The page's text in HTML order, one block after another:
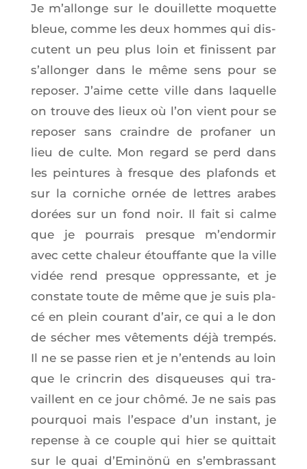
Je m’al­longe sur le douillette moquette
bleue, comme les deux hommes qui dis­
cutent un peu plus loin et finissent par
s’al­lon­ger dans le même sens pour se
repo­ser. J’aime cette ville dans laquelle
on trouve des lieux où l’on vient pour se
repo­ser sans craindre de pro­fa­ner un
lieu de culte. Mon regard se perd dans
les pein­tures à fresque des pla­fonds et
sur la cor­niche ornée de lettres arabes
dorées sur un fond noir. Il fait si calme
que je pour­rais presque m’en­dor­mir
avec cette cha­leur étouf­fante que la ville
vidée rend presque oppres­sante, et je
constate toute de même que je suis pla­
cé en plein cou­rant d’air, ce qui a le don
de sécher mes vête­ments déjà trem­pés.
Il ne se passe rien et je n’en­tends au loin
que le crin­crin des dis­queuses qui tra­
vaillent en ce jour chô­mé. Je ne sais pas
pour­quoi mais l’es­pace d’un ins­tant, je
repense à ce couple qui hier se quit­tait
sur le quai d’E­minönü en s’embrassant